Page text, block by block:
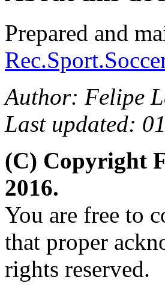
Prepared and
Author: Felipe
Last updated:
(C) Copyright
2016.
You are free to
that proper
rights reserved.